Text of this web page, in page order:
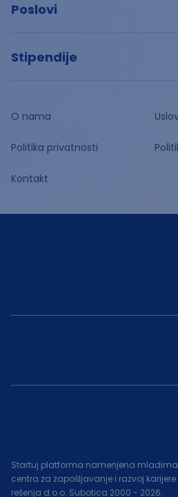
Poslovi
Stipendije
O nama
Politika privatnosti
Kontakt
Startuj platforma namenjena mladima
centra za zapošljavanje i razvoj
rešenja d.o.o. Subotica 2000 - 2026.